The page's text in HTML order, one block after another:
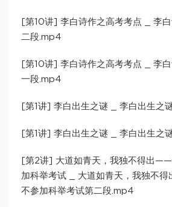
[第10讲] 李白诗作之高考考点 _ 李
二段.mp4
[第10讲] 李白诗作之高考考点 _ 李
一段.mp4
[第1讲] 李白出生之谜 _ 李白出生之
[第1讲] 李白出生之谜 _ 李白出生之
[第2讲] 大道如青天，我独不得出
加科举考试 _ 大道如青天，我独不
不参加科举考试第二段.mp4